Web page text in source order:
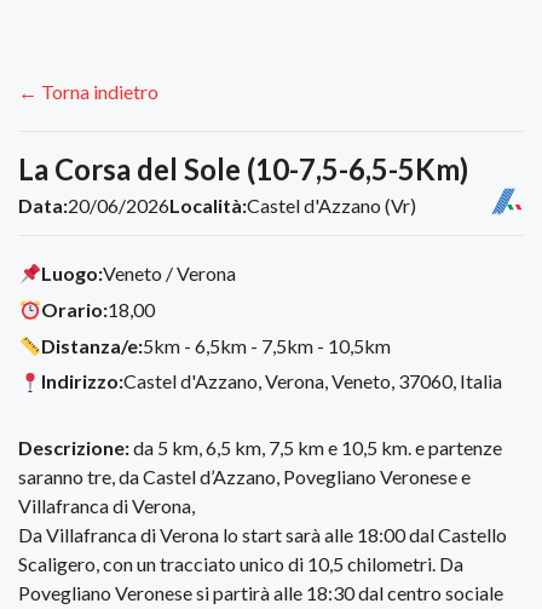
← Torna indietro
La Corsa del Sole (10-7,5-6,5-5Km)
Data:20/06/2026Località:Castel d'Azzano (Vr)
Luogo:Veneto / Verona
Orario:18,00
Distanza/e:5km - 6,5km - 7,5km - 10,5km
Indirizzo:Castel d'Azzano, Verona, Veneto, 37060, Italia
Descrizione:da 5 km, 6,5 km, 7,5 km e 10,5 km. e partenze
saranno tre, da Castel d’Azzano, Povegliano Veronese e
Villafranca di Verona,
Da Villafranca di Verona lo start sarà alle 18:00 dal Castello
Scaligero, con un tracciato unico di 10,5 chilometri. Da
Povegliano Veronese si partirà alle 18:30 dal centro sociale